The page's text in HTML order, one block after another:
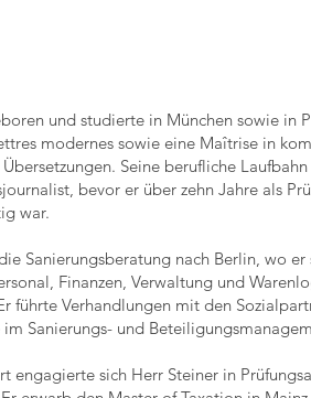
und studierte in München sowie in
modernes sowie eine Maîtrise in
Seine berufliche
bevor er über zehn Jahre als
war.
Sanierungsberatung nach Berlin, wo
Finanzen, Verwaltung und
führte Verhandlungen mit den
Sanierungs- und
engagierte sich Herr Steiner in